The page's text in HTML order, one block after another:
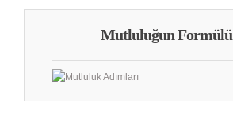
Mutluluğun Formülü